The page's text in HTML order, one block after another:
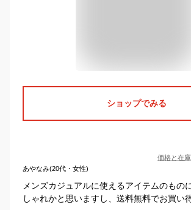
ショップでみる
価格と在
あやなみ(20代・女性)
メンズカジュアルに使えるアイテムのもの
しゃれかと思いますし、送料無料でお買い